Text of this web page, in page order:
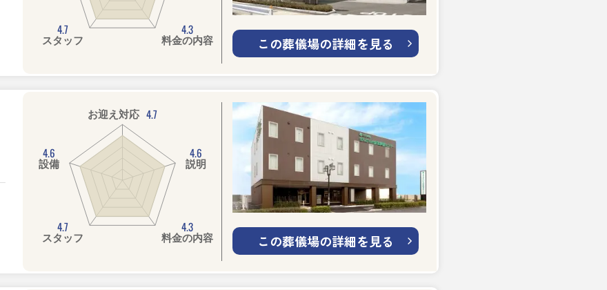
4.3
料金の内容
4.7
スタッフ この葬儀場の詳細を見る
お迎え対応 4.7
4.6
説明
4.3
料金の内容
4.7
スタッフ
4.6
設備
この葬儀場の詳細を見る